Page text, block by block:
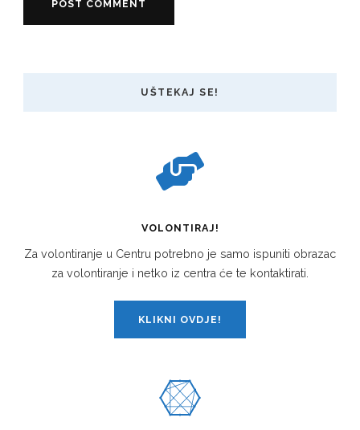
UŠTEKAJ SE!
VOLONTIRAJ!
Za volontiranje u Centru potrebno je samo ispuniti obrazac
za volontiranje i netko iz centra će te kontaktirati.
KLIKNI OVDJE!